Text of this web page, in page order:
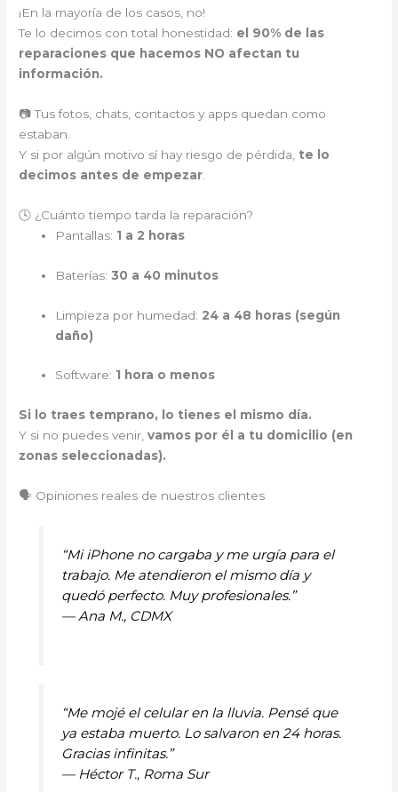
¡En la mayoría de los casos, no!
Te lo decimos con total honestidad: el 90% de las
reparaciones que hacemos NO afectan tu
información.
📷 Tus fotos, chats, contactos y apps quedan como
estaban.
Y si por algún motivo sí hay riesgo de pérdida, te lo
decimos antes de empezar
🕓 ¿Cuánto tiempo tarda la reparación?
Pantallas: 1 a 2 horas
Baterías:30 a 40 minutos
Limpieza por humedad: 24 a 48 horas (según
daño)
Software: 1 hora o menos
Si lo traes temprano, lo tienes el mismo día.
Y si no puedes venir,vamos por él a tu domicilio (en
zonas seleccionadas).
🗣️ Opiniones reales de nuestros clientes
“Mi iPhone no cargaba y me urgía para el
trabajo. Me atendieron el mismo día y
quedó perfecto. Muy profesionales.”
— Ana M., CDMX
“Me mojé el celular en la lluvia. Pensé que
ya estaba muerto. Lo salvaron en 24 horas.
Gracias infinitas.”
— Héctor T., Roma Sur